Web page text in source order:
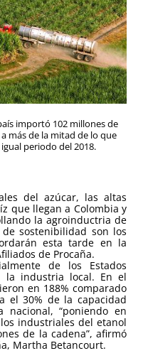
importó 102 millones de
más de la mitad de lo que
periodo del 2018.
del azúcar, las altas
que llegan a Colombia y
la agroinductria de
sostenibilidad son los
esta tarde en la
de Procaña.
de los Estados
la industria local. En el
en 188% comparado
el 30% de la capacidad
nacional, “poniendo en
industriales del etanol
de la cadena”, afirmó
Martha Betancourt.